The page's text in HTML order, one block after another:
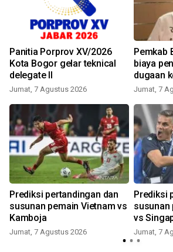
Panitia Porprov XV/2026
Kota Bogor gelar teknical
delegate II
Jumat, 7 Agustus 2026
Pemkab
biaya
dugaan
Dramaga
Jumat, 7
Prediksi pertandingan dan
susunan pemain Vietnam vs
Kamboja
Jumat, 7 Agustus 2026
Prediksi
susunan
vs
Jumat, 7